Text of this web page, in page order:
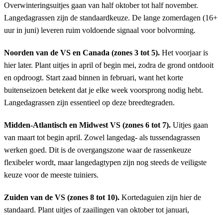
Overwinteringsuitjes gaan van half oktober tot half november.
Langedagrassen zijn de standaardkeuze. De lange zomerdagen (16+
uur in juni) leveren ruim voldoende signaal voor bolvorming.
Noorden van de VS en Canada (zones 3 tot 5). Het voorjaar is
hier later. Plant uitjes in april of begin mei, zodra de grond ontdooit
en opdroogt. Start zaad binnen in februari, want het korte
buitenseizoen betekent dat je elke week voorsprong nodig hebt.
Langedagrassen zijn essentieel op deze breedtegraden.
Midden-Atlantisch en Midwest VS (zones 6 tot 7). Uitjes gaan
van maart tot begin april. Zowel langedag- als tussendagrassen
werken goed. Dit is de overgangszone waar de rassenkeuze
flexibeler wordt, maar langedagtypen zijn nog steeds de veiligste
keuze voor de meeste tuiniers.
Zuiden van de VS (zones 8 tot 10). Kortedaguien zijn hier de
standaard. Plant uitjes of zaailingen van oktober tot januari,